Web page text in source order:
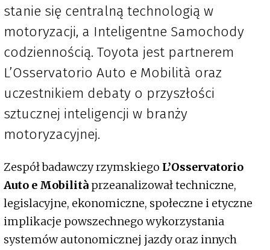
stanie się centralną technologią w
motoryzacji, a Inteligentne Samochody
codziennością. Toyota jest partnerem
L’Osservatorio Auto e Mobilità oraz
uczestnikiem debaty o przyszłości
sztucznej inteligencji w branży
motoryzacyjnej.
Zespół badawczy rzymskiego L’Osservatorio
Auto e Mobilità przeanalizował techniczne,
legislacyjne, ekonomiczne, społeczne i etyczne
implikacje powszechnego wykorzystania
systemów autonomicznej jazdy oraz innych